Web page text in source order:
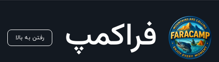
رفتن به بالا